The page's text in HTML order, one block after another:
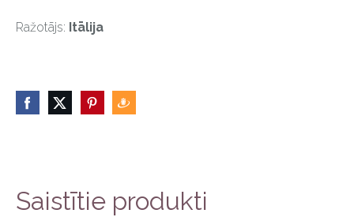
Ražotājs: Itālija
Saistītie produkti